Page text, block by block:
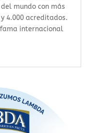
mundo con más
4.000 acreditados.
internacional